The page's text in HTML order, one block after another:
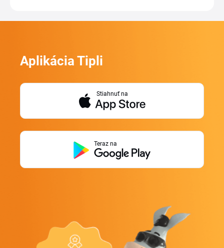
Aplikácia Tipli
Stiahnuť na
Teraz na